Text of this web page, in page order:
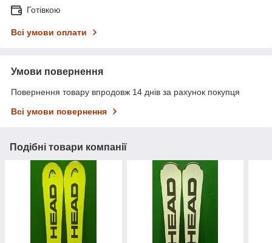
Готівкою
Всі умови оплати
Умови повернення
Повернення товару впродовж 14 днів за рахунок покупця
Всі умови повернення
Подібні товари компанії